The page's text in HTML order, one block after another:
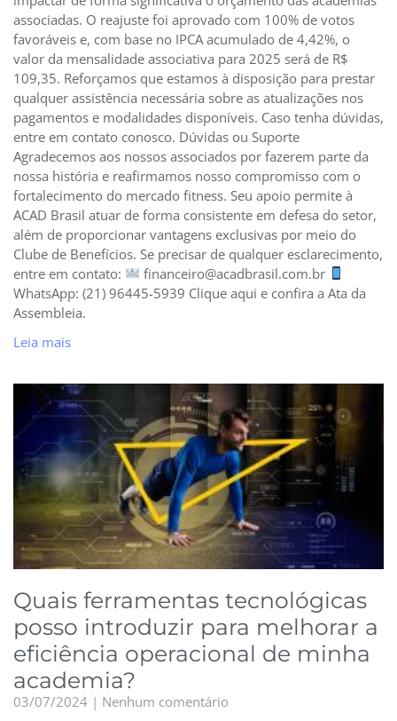
associadas. O reajuste foi aprovado com 100% de votos
favoráveis e, com base no IPCA acumulado de 4,42%, o
valor da mensalidade associativa para 2025 será de R$
109,35. Reforçamos que estamos à disposição para prestar
qualquer assistência necessária sobre as atualizações nos
pagamentos e modalidades disponíveis. Caso tenha dúvidas,
entre em contato conosco. Dúvidas ou Suporte
Agradecemos aos nossos associados por fazerem parte da
nossa história e reafirmamos nosso compromisso com o
fortalecimento do mercado fitness. Seu apoio permite à
ACAD Brasil atuar de forma consistente em defesa do setor,
além de proporcionar vantagens exclusivas por meio do
Clube de Benefícios. Se precisar de qualquer esclarecimento,
entre em contato:
financeiro@acadbrasil.com.br
WhatsApp: (21) 96445-5939 Clique aqui e confira a Ata da
Assembleia.
Leia mais
Quais ferramentas tecnológicas
posso introduzir para melhorar a
eficiência operacional de minha
academia?
03/07/2024
Nenhum comentário